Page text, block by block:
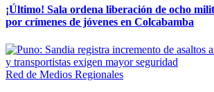
¡Último! Sala ordena liberación de ocho
por crímenes de jóvenes en Colcabamba
Red de Medios Regionales